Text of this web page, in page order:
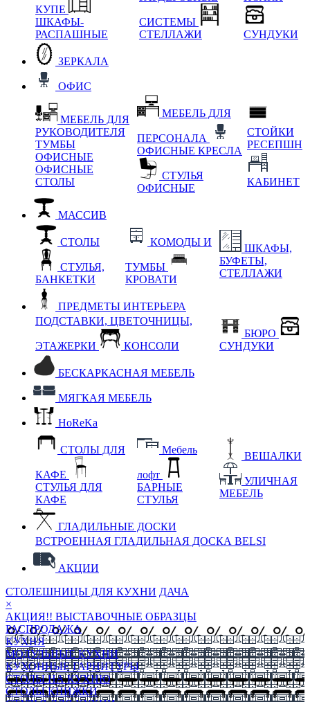
КУПЕ
ШКАФЫ-
РАСПАШНЫЕ
СИСТЕМЫ
СТЕЛЛАЖИ
СУНДУКИ
ЗЕРКАЛА
ОФИС
МЕБЕЛЬ ДЛЯ
РУКОВОДИТЕЛЯ
ТУМБЫ
ОФИСНЫЕ
ОФИСНЫЕ
СТОЛЫ
МЕБЕЛЬ ДЛЯ
ПЕРСОНАЛА
ОФИСНЫЕ КРЕСЛА
СТУЛЬЯ
ОФИСНЫЕ
СТОЙКИ
РЕСЕПШН
КАБИНЕТ
МАССИВ
СТОЛЫ
СТУЛЬЯ,
БАНКЕТКИ
КОМОДЫ И
ТУМБЫ
КРОВАТИ
ШКАФЫ,
БУФЕТЫ,
СТЕЛЛАЖИ
ПРЕДМЕТЫ ИНТЕРЬЕРА
ПОДСТАВКИ, ЦВЕТОЧНИЦЫ,
ЭТАЖЕРКИ КОНСОЛИ
БЮРО
СУНДУКИ
БЕСКАРКАСНАЯ МЕБЕЛЬ
МЯГКАЯ МЕБЕЛЬ
HoReKa
СТОЛЫ ДЛЯ
КАФЕ
СТУЛЬЯ ДЛЯ
КАФЕ
Мебель
лофт
БАРНЫЕ
СТУЛЬЯ
ВЕШАЛКИ
УЛИЧНАЯ
МЕБЕЛЬ
ГЛАДИЛЬНЫЕ ДОСКИ
ВСТРОЕННАЯ ГЛАДИЛЬНАЯ ДОСКА BELSI
АКЦИИ
СТОЛЕШНИЦЫ ДЛЯ КУХНИ ДАЧА
×
АКЦИЯ!! ВЫСТАВОЧНЫЕ ОБРАЗЦЫ
РАСПРОДАЖА
КУХНЯ
МОДУЛЬНЫЕ КУХНИ
КУХОННЫЕ ГАРНИТУРЫ
СТОЛЫ НА КУХНЮ
СТОЛЫ КНИЖКИ